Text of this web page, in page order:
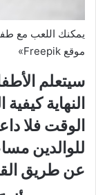
يمكنك اللعب مع
موقع Freepik»
سيتعلم
النهاية
الوقت فلا
للوالدين
عن طريق